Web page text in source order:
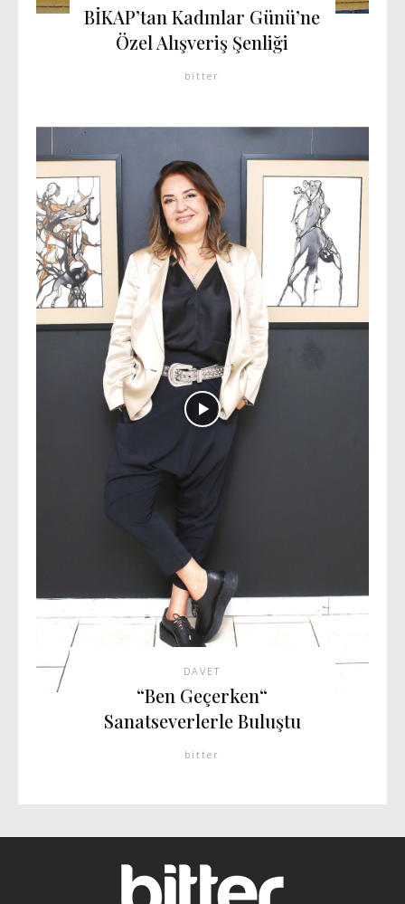
BİKAP’tan Kadınlar Günü’ne
Özel Alışveriş Şenliği
bitter
DAVET
“Ben Geçerken“
Sanatseverlerle Buluştu
bitter